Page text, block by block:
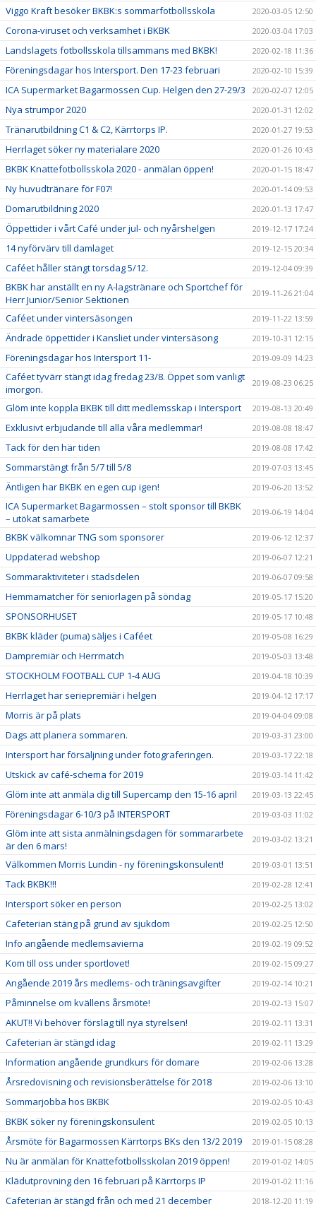
Viggo Kraft besöker BKBK:s sommarfotbollsskola 2020-03-05 12:50
Corona-viruset och verksamhet i BKBK 2020-03-04 17:03
Landslagets fotbollsskola tillsammans med BKBK! 2020-02-18 11:36
Föreningsdagar hos Intersport. Den 17-23 februari 2020-02-10 15:39
ICA Supermarket Bagarmossen Cup. Helgen den 27-29/3 2020-02-07 12:05
Nya strumpor 2020 2020-01-31 12:02
Tränarutbildning C1 & C2, Kärrtorps IP. 2020-01-27 19:53
Herrlaget söker ny materialare 2020 2020-01-26 10:43
BKBK Knattefotbollsskola 2020 - anmälan öppen! 2020-01-15 18:47
Ny huvudtränare för F07! 2020-01-14 09:53
Domarutbildning 2020 2020-01-13 17:47
Öppettider i vårt Café under jul- och nyårshelgen 2019-12-17 17:24
14 nyförvärv till damlaget 2019-12-15 20:34
Caféet håller stängt torsdag 5/12. 2019-12-04 09:39
BKBK har anställt en ny A-lagstränare och Sportchef för
Herr Junior/Senior Sektionen
2019-11-26 21:04
Caféet under vintersäsongen 2019-11-22 13:59
Ändrade öppettider i Kansliet under vintersäsong 2019-10-31 12:15
Föreningsdagar hos Intersport 11- 2019-09-09 14:23
Caféet tyvärr stängt idag fredag 23/8. Öppet som vanligt
imorgon.
2019-08-23 06:25
Glöm inte koppla BKBK till ditt medlemsskap i Intersport 2019-08-13 20:49
Exklusivt erbjudande till alla våra medlemmar! 2019-08-08 18:47
Tack för den här tiden 2019-08-08 17:42
Sommarstängt från 5/7 till 5/8 2019-07-03 13:45
Äntligen har BKBK en egen cup igen! 2019-06-20 13:52
ICA Supermarket Bagarmossen – stolt sponsor till BKBK
– utökat samarbete
2019-06-19 14:04
BKBK välkomnar TNG som sponsorer 2019-06-12 12:37
Uppdaterad webshop 2019-06-07 12:21
Sommaraktiviteter i stadsdelen 2019-06-07 09:58
Hemmamatcher för seniorlagen på söndag 2019-05-17 15:20
SPONSORHUSET 2019-05-17 10:48
BKBK kläder (puma) säljes i Caféet 2019-05-08 16:29
Dampremiär och Herrmatch 2019-05-03 13:48
STOCKHOLM FOOTBALL CUP 1-4 AUG 2019-04-18 10:39
Herrlaget har seriepremiär i helgen 2019-04-12 17:17
Morris är på plats 2019-04-04 09:08
Dags att planera sommaren. 2019-03-31 23:00
Intersport har försäljning under fotograferingen. 2019-03-17 22:18
Utskick av café-schema för 2019 2019-03-14 11:42
Glöm inte att anmäla dig till Supercamp den 15-16 april 2019-03-13 22:45
Föreningsdagar 6-10/3 på INTERSPORT 2019-03-03 11:02
Glöm inte att sista anmälningsdagen för sommararbete
är den 6 mars!
2019-03-02 13:21
Välkommen Morris Lundin - ny föreningskonsulent! 2019-03-01 13:51
Tack BKBK!!! 2019-02-28 12:41
Intersport söker en person 2019-02-25 13:02
Cafeterian stäng på grund av sjukdom 2019-02-25 12:50
Info angående medlemsavierna 2019-02-19 09:52
Kom till oss under sportlovet! 2019-02-15 09:27
Angående 2019 års medlems- och träningsavgifter 2019-02-14 10:21
Påminnelse om kvällens årsmöte! 2019-02-13 15:07
AKUT!! Vi behöver förslag till nya styrelsen! 2019-02-11 13:31
Cafeterian är stängd idag 2019-02-11 13:29
Information angående grundkurs för domare 2019-02-06 13:28
Årsredovisning och revisionsberättelse för 2018 2019-02-06 13:10
Sommarjobba hos BKBK 2019-02-05 10:43
BKBK söker ny föreningskonsulent 2019-02-05 10:13
Årsmöte för Bagarmossen Kärrtorps BKs den 13/2 2019 2019-01-15 08:28
Nu är anmälan för Knattefotbollsskolan 2019 öppen! 2019-01-02 14:05
Klädutprovning den 16 februari på Kärrtorps IP 2019-01-02 11:16
Cafeterian är stängd från och med 21 december 2018-12-20 11:19